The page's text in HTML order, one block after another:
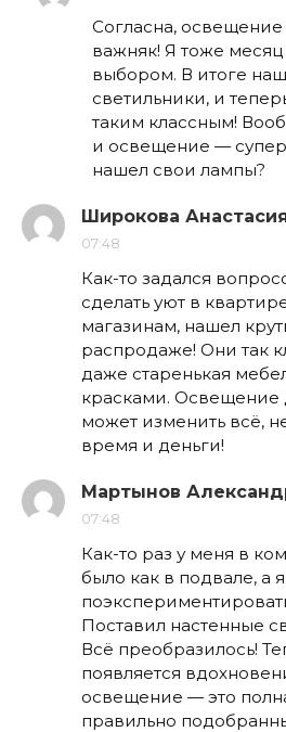
Согласна,
важняк! Я тоже месяц
выбором. В итоге
светильники, и
таким классным!
и освещение —
нашел свои лампы?
Широкова
07:48
Как-то задался
сделать уют в
магазинам, нашел
распродаже! Они так
даже старенькая
красками. Освещение
может изменить всё,
время и деньги!
Мартынов
07:48
Как-то раз у меня в
было как в подвале, а
Поставил настенные
Всё преобразилось!
появляется
освещение — это
правильно